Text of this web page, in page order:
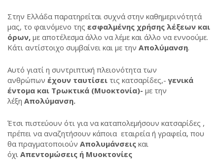
Στην Ελλάδα παρατηρείται συχνά στην καθημερινότητά
μας, το φαινόμενο της εσφαλμένης χρήσης λέξεων και
όρων, με αποτέλεσμα άλλο να λέμε και άλλο να εννοούμε.
Κάτι αντίστοιχο συμβαίνει και με την Απολύμανση.
Αυτό γιατί η συντριπτική πλειονότητα των
ανθρώπων έχουν ταυτίσει τις κατσαρίδες,- γενικά
έντομα και Τρωκτικά (Μυοκτονία)- με την
λέξη Απολύμανση.
Έτσι πιστεύουν ότι για να καταπολεμήσουν κατσαρίδες ,
πρέπει να αναζητήσουν κάποια εταιρεία ή γραφεία, που
θα πραγματοποιούν Απολυμάνσεις και
όχι Απεντομώσεις ή Μυοκτονίες